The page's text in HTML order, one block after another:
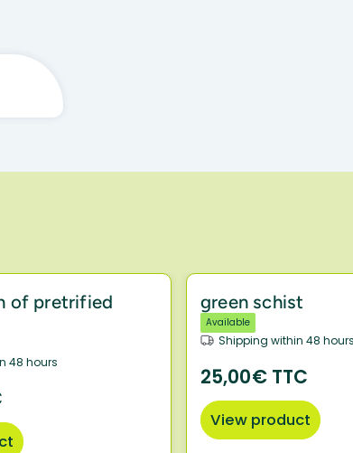
of pretrified
48 hours
green schist
Available
Shipping within 48 hours
25,00€ TTC
View product